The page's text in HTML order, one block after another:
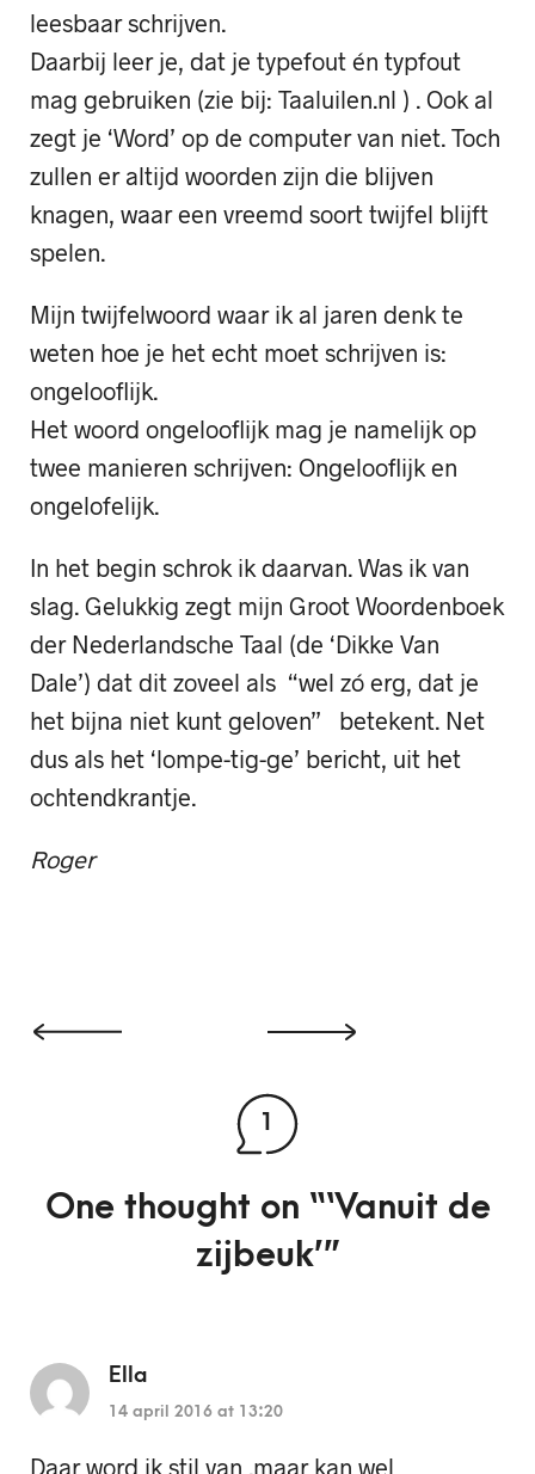
leesbaar schrijven.
Daarbij leer je, dat je typefout én typfout
mag gebruiken (zie bij: Taaluilen.nl ) . Ook al
zegt je ‘Word’ op de computer van niet. Toch
zullen er altijd woorden zijn die blijven
knagen, waar een vreemd soort twijfel blijft
spelen.
Mijn twijfelwoord waar ik al jaren denk te
weten hoe je het echt moet schrijven is:
ongelooflijk.
Het woord ongelooflijk mag je namelijk op
twee manieren schrijven: Ongelooflijk en
ongelofelijk.
In het begin schrok ik daarvan. Was ik van
slag. Gelukkig zegt mijn Groot Woordenboek
der Nederlandsche Taal (de ‘Dikke Van
Dale’) dat dit zoveel als “wel zó erg, dat je
het bijna niet kunt geloven” betekent. Net
dus als het ‘lompe-tig-ge’ bericht, uit het
ochtendkrantje.
Roger
1
One thought on “‘Vanuit de
zijbeuk’”
Ella
14 april 2016 at 13:20
Daar word ik stil van .maar kan wel